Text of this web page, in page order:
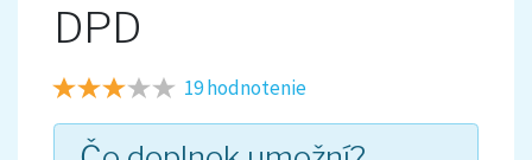
DPD
19 hodnotenie